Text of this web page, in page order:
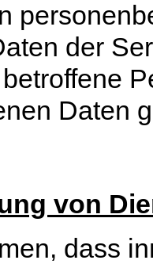
der
Daten
von
dass